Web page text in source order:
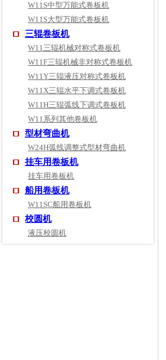
W11S中型万能式卷板机
W11S大型万能式卷板机
三辊卷板机
W11三辊机械对称式卷板机
W11F三辊机械非对称式卷板机
W11Y三辊液压对称式卷板机
W11X三辊水平下调式卷板机
W11H三辊弧线下调式卷板机
W11系列其他卷板机
型材弯曲机
W24H弧线调整式型材弯曲机
挂车用卷板机
挂车用卷板机
船用卷板机
W11SC船用卷板机
校圆机
液压校圆机